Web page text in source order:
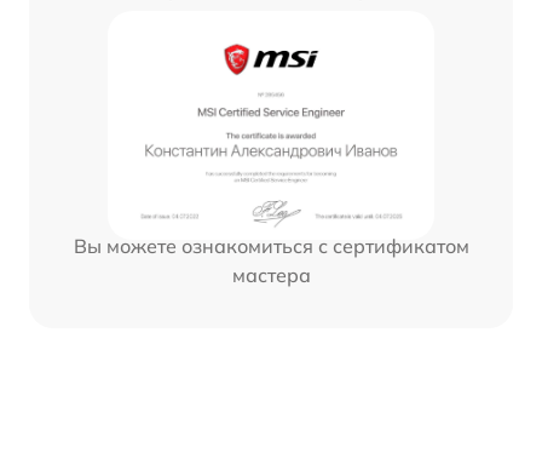
Вы можете ознакомиться с сертификатом
мастера